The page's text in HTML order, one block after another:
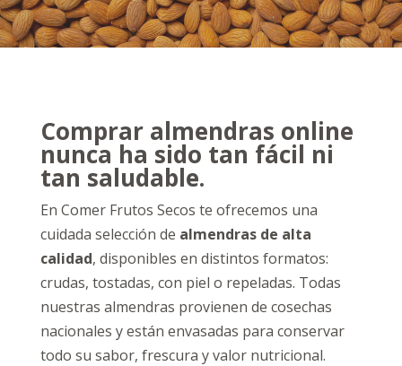
Comprar almendras online
nunca ha sido tan fácil ni
tan saludable.
En Comer Frutos Secos te ofrecemos una
cuidada selección de almendras de alta
calidad, disponibles en distintos formatos:
crudas, tostadas, con piel o repeladas. Todas
nuestras almendras provienen de cosechas
nacionales y están envasadas para conservar
todo su sabor, frescura y valor nutricional.